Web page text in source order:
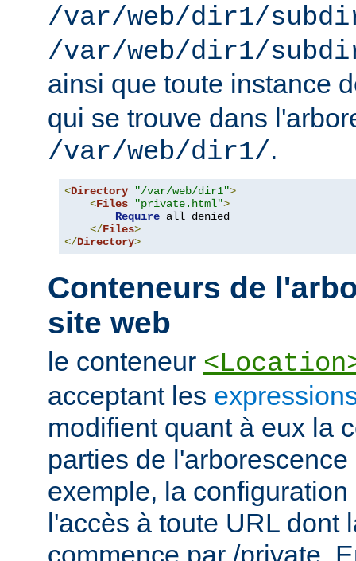
/var/web/dir1/
/var/web/dir1/
ainsi que toute instance
qui se trouve dans
/var/web/dir1/.
<Directory "/var/web/dir1">
<Files "private.html">
Require all denied
</Files>
</Directory>
Conteneurs de
site web
le conteneur
acceptant les
modifient quant à eux la
parties de
exemple, la
l'accès à toute URL dont